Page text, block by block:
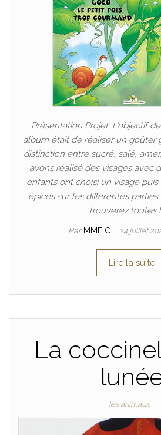
Présentation Projet: L’objectif
album était de réaliser un goûter
distinction entre sucré, salé,
avons réalisé des visages avec
enfants ont choisi un visage
épices sur les différentes parties
trouverez toutes
Par MME C. 24 juillet
Lire la suite
La
les animaux